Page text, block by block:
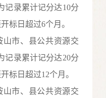
记录累计记分达10分
标日超过6个月。
山市、县公共资源交
记录累计记分达20分
标日超过12个月。
山市、县公共资源交